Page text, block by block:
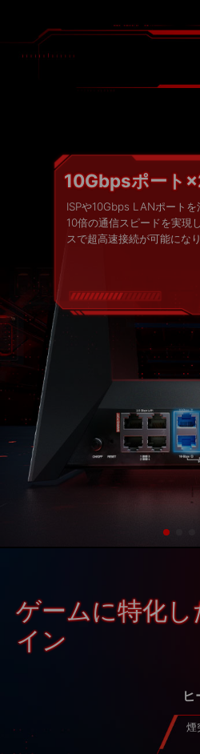
多様なニ
ズに応
ネット
2.5Gbps LANポー
有線でつなぐだけで、インタ
し、スムーズで低遅延な通信環
ゲームに特化
イン